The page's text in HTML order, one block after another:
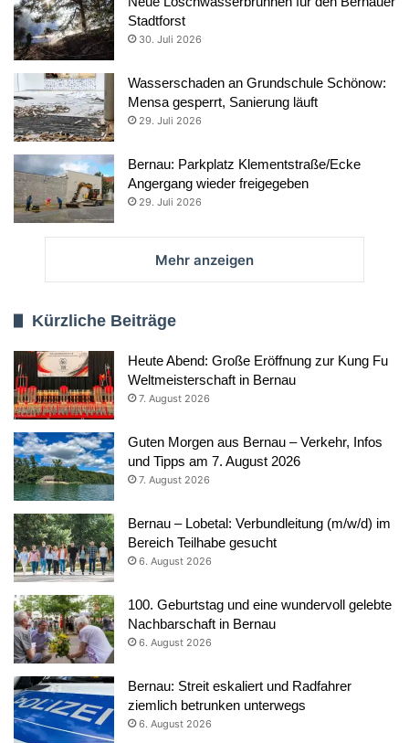
Stadtforst
30. Juli 2026
Wasserschaden an Grundschule Schönow:
Mensa gesperrt, Sanierung läuft
29. Juli 2026
Bernau: Parkplatz Klementstraße/Ecke
Angergang wieder freigegeben
29. Juli 2026
Mehr anzeigen
Kürzliche Beiträge
Heute Abend: Große Eröffnung zur Kung Fu
Weltmeisterschaft in Bernau
7. August 2026
Guten Morgen aus Bernau – Verkehr, Infos
und Tipps am 7. August 2026
7. August 2026
Bernau – Lobetal: Verbundleitung (m/w/d) im
Bereich Teilhabe gesucht
6. August 2026
100. Geburtstag und eine wundervoll gelebte
Nachbarschaft in Bernau
6. August 2026
Bernau: Streit eskaliert und Radfahrer
ziemlich betrunken unterwegs
6. August 2026